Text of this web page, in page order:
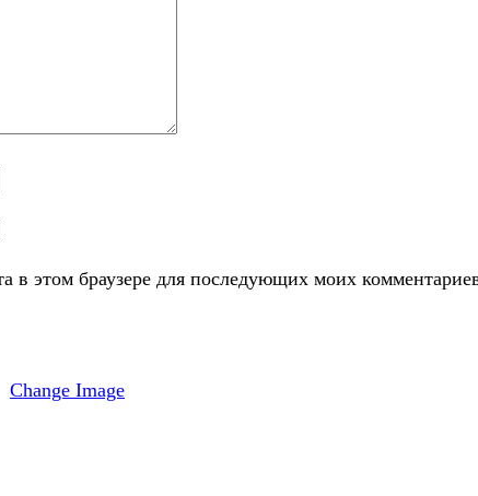
в этом браузере для последующих моих
Change Image